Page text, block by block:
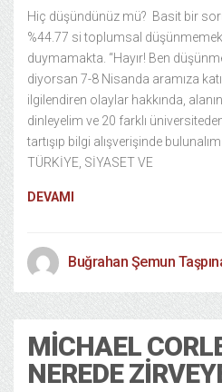
Hiç düşündünüz mü? Basit bir
%44.77 si toplumsal
duymamakta. “Hayır! Ben
diyorsan 7-8 Nisanda aramıza
ilgilendiren olaylar hakkında,
dinleyelim ve 20 farklı
tartışıp bilgi alışverişinde
TÜRKİYE, SİYASET VE
DEVAMI
Buğrahan Şemun
MICHAEL
NEREDE